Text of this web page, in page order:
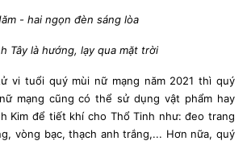
- hai ngọn đèn sáng lòa
Tây là hướng, lạy qua mặt trời
vi tuổi quý mùi nữ mạng năm 2021 thì quý
mạng cũng có thể sử dụng vật phẩm hay
Kim để tiết khí cho Thổ Tinh như: đeo trang
vòng bạc, thạch anh trắng,... Hơn nữa, quý